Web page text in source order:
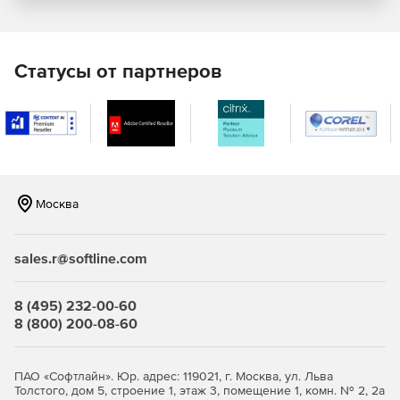
Прерывание вещания другим материалом и
возобновление с места прерывания.
Отделение информационных блоков эффектами.
Генерация отчетной документации.
Мониторинг трансляции.
Статусы от партнеров
Москва
sales.r@softline.com
8 (495) 232-00-60
8 (800) 200-08-60
ПАО «Софтлайн». Юр. адрес: 119021, г. Москва, ул. Льва
Толстого, дом 5, строение 1, этаж 3, помещение 1, комн. № 2, 2а